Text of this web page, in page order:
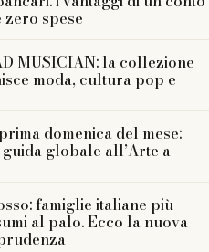
spese
MUSICIAN: la collezione
moda, cultura pop e
domenica del mese:
globale all’Arte a
famiglie italiane più
al palo. Ecco la nuova